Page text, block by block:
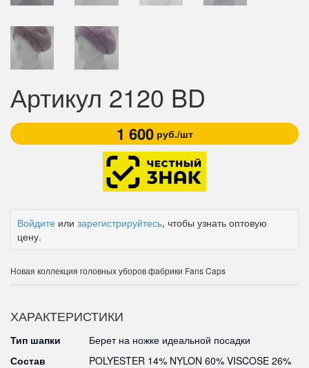
Артикул 2120 BD
1 600руб./шт
Войдите или зарегистрируйтесь, чтобы узнать оптовую
цену.
Новая коллекция головных уборов фабрики Fans Caps
ХАРАКТЕРИСТИКИ
Тип шапки
Берет на ножке идеальной посадки
Состав
POLYESTER 14% NYLON 60% VISCOSE 26%